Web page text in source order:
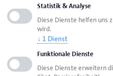
Anmeldung über
17.12.2026
Statistik & Analyse
Diese Dienste helfen uns
wird.
↓ 1 Dienst
Funktionale Dienste
Diese Dienste erweitern